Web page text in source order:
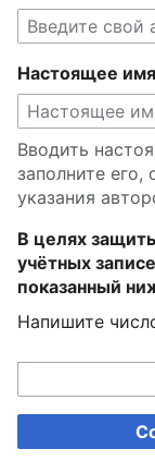
Настоящее
Вводить
заполните
указания
В целях
учётных
показанный
Напишите